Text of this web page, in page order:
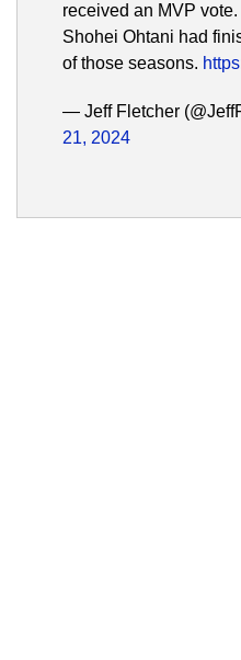
received an MVP
Shohei Ohtani had
of those seasons.
— Jeff Fletcher
21, 2024